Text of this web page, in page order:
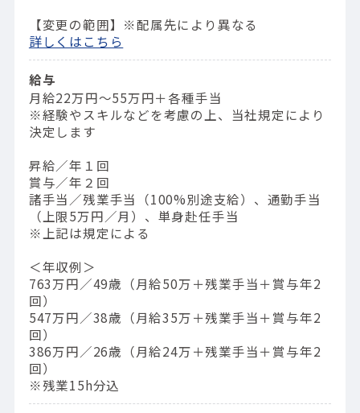
【変更の範囲】※配属先により異なる
詳しくはこちら
給与
月給22万円～55万円＋各種手当
※経験やスキルなどを考慮の上、当社規定により
決定します
昇給／年１回
賞与／年２回
諸手当／残業手当（100%別途支給）、通勤手当
（上限5万円／月）、単身赴任手当
※上記は規定による
＜年収例＞
763万円／49歳（⽉給50万＋残業⼿当＋賞与年2
回）
547万円／38歳（⽉給35万＋残業⼿当＋賞与年2
回）
386万円／26歳（⽉給24万＋残業⼿当＋賞与年2
回）
※残業15h分込